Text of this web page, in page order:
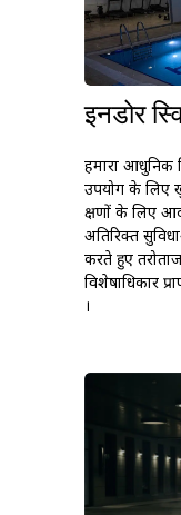
इनडोर
हमारा आधुनिक
उपयोग के
क्षणों के लिए
अतिरिक्त
करते हुए
विशेषाधिकार
।